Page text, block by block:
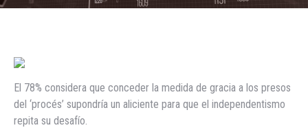
El 78% considera que conceder la medida de gracia a los presos
del ‘procés’ supondría un aliciente para que el independentismo
repita su desafío.